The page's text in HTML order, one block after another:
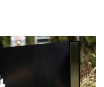
Tình yêu - Gia đình